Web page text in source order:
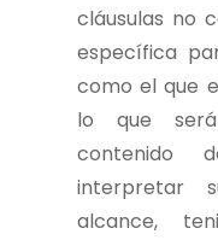
cláusulas no
específica
como el que
lo que
contenido
interpretar
alcance,